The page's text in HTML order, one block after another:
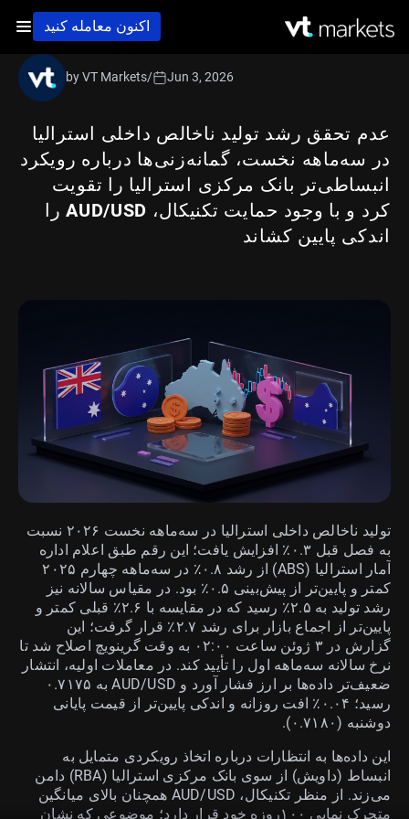
اکنون معامله کنید
عدم تحقق رشد تولید ناخالص داخلی استرالیا
در سه‌ماهه نخست، گمانه‌زنی‌ها درباره رویکرد
انبساطی‌تر بانک مرکزی استرالیا را تقویت
کرد و با وجود حمایت تکنیکال، AUD/USD را
اندکی پایین کشاند
by VT Markets/ Jun 3, 2026
تولید ناخالص داخلی استرالیا در سه‌ماهه نخست ۲۰۲۶ نسبت
به فصل قبل ۰.۳٪ افزایش یافت؛ این رقم طبق اعلام اداره
آمار استرالیا (ABS) از رشد ۰.۸٪ در سه‌ماهه چهارم ۲۰۲۵
کمتر و پایین‌تر از پیش‌بینی ۰.۵٪ بود. در مقیاس سالانه نیز
رشد تولید به ۲.۵٪ رسید که در مقایسه با ۲.۶٪ قبلی کمتر و
پایین‌تر از اجماع بازار برای رشد ۲.۷٪ قرار گرفت؛ این
گزارش در ۳ ژوئن ساعت ۰۲:۰۰ به وقت گرینویچ اصلاح شد تا
نرخ سالانه سه‌ماهه اول را تأیید کند. در معاملات اولیه، انتشار
ضعیف‌تر داده‌ها بر ارز فشار آورد و AUD/USD به ۰.۷۱۷۵
رسید؛ ۰.۰۴٪ افت روزانه و اندکی پایین‌تر از قیمت پایانی
دوشنبه (۰.۷۱۸۰).
این داده‌ها به انتظارات درباره اتخاذ رویکردی متمایل به
انبساط (داویش) از سوی بانک مرکزی استرالیا (RBA) دامن
می‌زند. از منظر تکنیکال، AUD/USD همچنان بالای میانگین
متحرک نمایی ۱۰۰روزه خود قرار دارد؛ موضوعی که نشان